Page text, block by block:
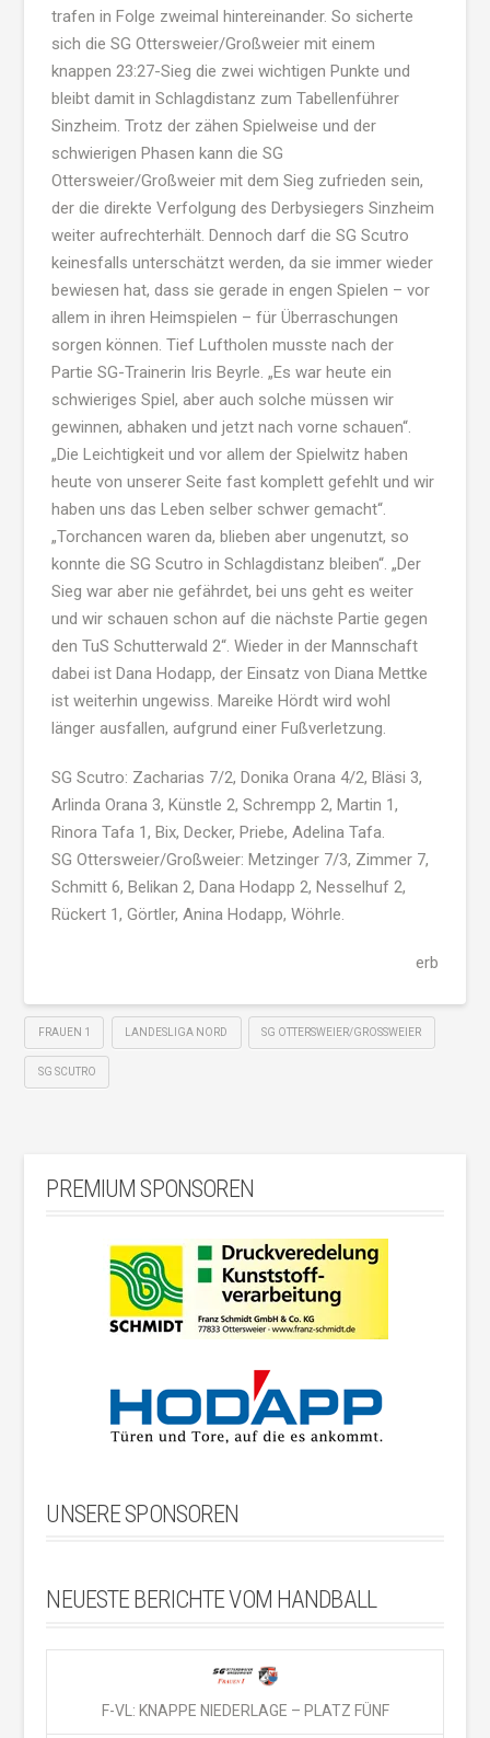
trafen in Folge zweimal hintereinander. So sicherte
sich die SG Ottersweier/Großweier mit einem
knappen 23:27-Sieg die zwei wichtigen Punkte und
bleibt damit in Schlagdistanz zum Tabellenführer
Sinzheim. Trotz der zähen Spielweise und der
schwierigen Phasen kann die SG
Ottersweier/Großweier mit dem Sieg zufrieden sein,
der die direkte Verfolgung des Derbysiegers Sinzheim
weiter aufrechterhält. Dennoch darf die SG Scutro
keinesfalls unterschätzt werden, da sie immer wieder
bewiesen hat, dass sie gerade in engen Spielen – vor
allem in ihren Heimspielen – für Überraschungen
sorgen können. Tief Luftholen musste nach der
Partie SG-Trainerin Iris Beyrle. „Es war heute ein
schwieriges Spiel, aber auch solche müssen wir
gewinnen, abhaken und jetzt nach vorne schauen“.
„Die Leichtigkeit und vor allem der Spielwitz haben
heute von unserer Seite fast komplett gefehlt und wir
haben uns das Leben selber schwer gemacht“.
„Torchancen waren da, blieben aber ungenutzt, so
konnte die SG Scutro in Schlagdistanz bleiben“. „Der
Sieg war aber nie gefährdet, bei uns geht es weiter
und wir schauen schon auf die nächste Partie gegen
den TuS Schutterwald 2“. Wieder in der Mannschaft
dabei ist Dana Hodapp, der Einsatz von Diana Mettke
ist weiterhin ungewiss. Mareike Hördt wird wohl
länger ausfallen, aufgrund einer Fußverletzung.
SG Scutro: Zacharias 7/2, Donika Orana 4/2, Bläsi 3,
Arlinda Orana 3, Künstle 2, Schrempp 2, Martin 1,
Rinora Tafa 1, Bix, Decker, Priebe, Adelina Tafa.
SG Ottersweier/Großweier: Metzinger 7/3, Zimmer 7,
Schmitt 6, Belikan 2, Dana Hodapp 2, Nesselhuf 2,
Rückert 1, Görtler, Anina Hodapp, Wöhrle.
erb
FRAUEN 1 LANDESLIGA NORD SG OTTERSWEIER/GROSSWEIER
SG SCUTRO
PREMIUM SPONSOREN
UNSERE SPONSOREN
NEUESTE BERICHTE VOM HANDBALL
F-VL: KNAPPE NIEDERLAGE – PLATZ FÜNF